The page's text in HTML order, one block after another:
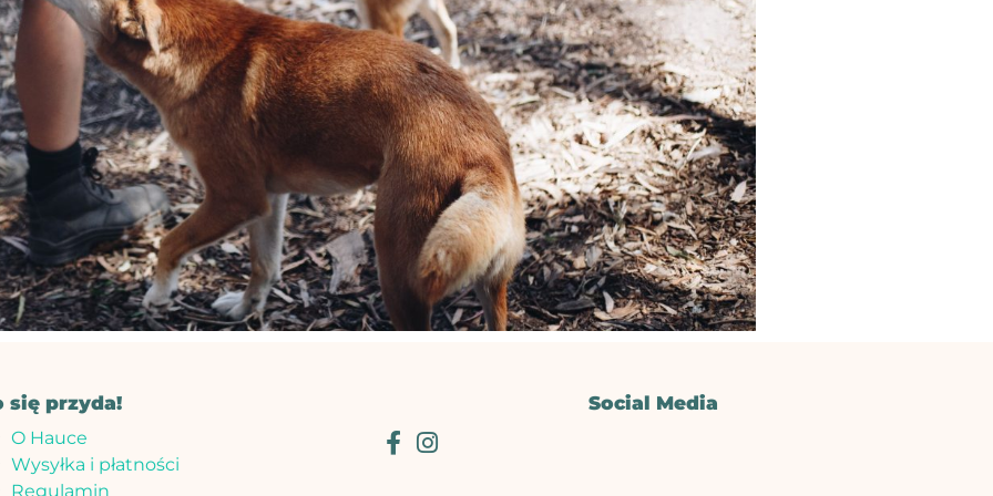
się przyda!
O Hauce
Wysyłka i płatności
Regulamin
Social Media